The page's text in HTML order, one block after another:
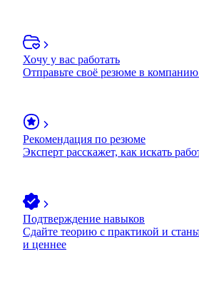
Хочу у вас работать
Отправьте своё резюме в
Рекомендация по резюме
Эксперт расскажет, как искать
Подтверждение навыков
Сдайте теорию с практикой и
и ценнее